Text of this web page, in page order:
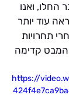
החלו, ואנו
עוד יותר
תחרויות
המבט קדימה
https://